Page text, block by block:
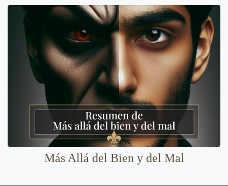
Más Allá del Bien y del Mal